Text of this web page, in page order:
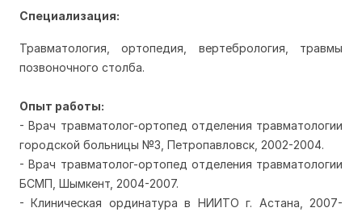
Специализация:
Травматология, ортопедия, вертебрология, травмы
позвоночного столба.
Опыт работы:
- Врач травматолог-ортопед отделения травматологии
городской больницы №3, Петропавловск, 2002-2004.
- Врач травматолог-ортопед отделения травматологии
БСМП, Шымкент, 2004-2007.
- Клиническая ординатура в НИИТО г. Астана, 2007-